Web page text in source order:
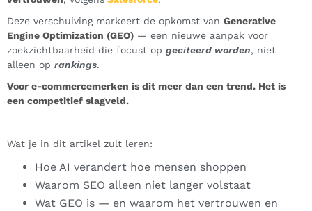
Deze verschuiving markeert de opkomst van Generative
Engine Optimization (GEO) — een nieuwe aanpak voor
zoekzichtbaarheid die focust op geciteerd worden, niet
alleen op rankings.
Voor e-commercemerken is dit meer dan een trend. Het is
een competitief slagveld.
Wat je in dit artikel zult leren:
Hoe AI verandert hoe mensen shoppen
Waarom SEO alleen niet langer volstaat
Wat GEO is — en waarom het vertrouwen en